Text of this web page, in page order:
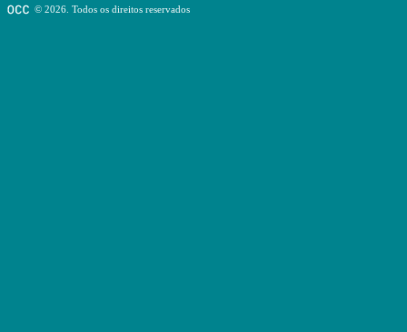
© 2026. Todos os direitos reservados